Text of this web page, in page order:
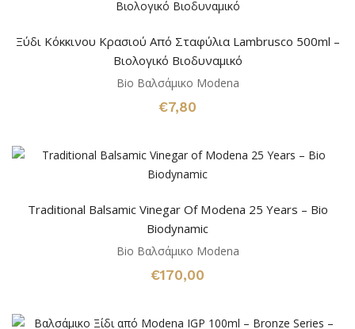
Ξύδι Κόκκινου Κρασιού Από Σταφύλια Lambrusco 500ml –
Βιολογικό Βιοδυναμικό
Bio Βαλσάμικο Modena
€7,80
Traditional Balsamic Vinegar Of Modena 25 Years – Bio
Biodynamic
Bio Βαλσάμικο Modena
€170,00